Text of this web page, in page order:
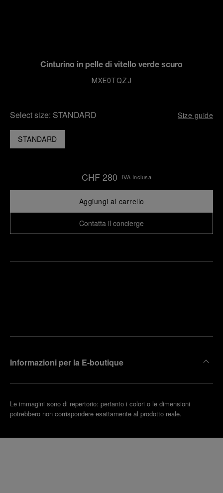
Cinturino in pelle di vitello verde scuro
MXE0TQZJ
Select size: STANDARD Size guide
STANDARD
CHF 280 IVA Inclusa
Aggiungi al carrello
Contatta il concierge
Informazioni per la E-boutique
Le immagini sono di repertorio: pertanto i colori o le dimensioni
potrebbero non corrispondere esattamente al prodotto reale.